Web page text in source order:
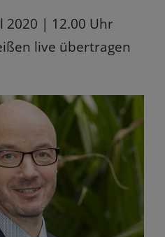
2020 | 12.00 Uhr
live übertragen